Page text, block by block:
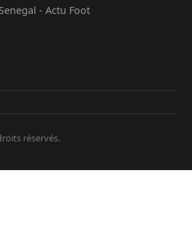
- Actu Foot
réservés.